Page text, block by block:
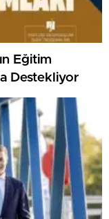
Eğitim
Destekliyor